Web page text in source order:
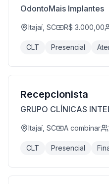
OdontoMais Implantes
Itajaí, SC R$ 3.000,00
CLT Presencial
Recepcionista
GRUPO CLÍNICAS
Itajaí, SC A combinar
CLT Presencial